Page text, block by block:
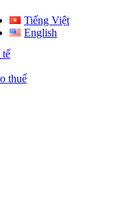
Tiếng Việt
English
tế
thuế